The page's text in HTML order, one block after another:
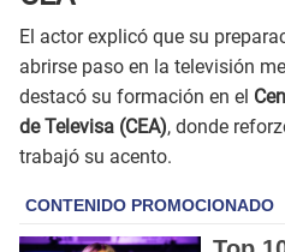
El actor explicó que su
abrirse paso en la televisión
destacó su formación en el
de Televisa (CEA), donde
trabajó su acento.